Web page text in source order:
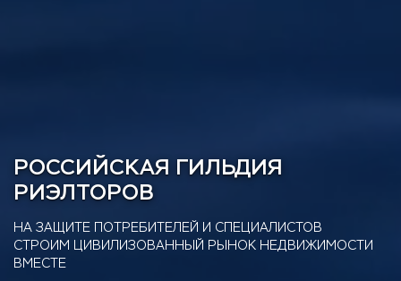
РОССИЙСКАЯ ГИЛЬДИЯ
РИЭЛТОРОВ
НА ЗАЩИТЕ ПОТРЕБИТЕЛЕЙ И СПЕЦИАЛИСТОВ
СТРОИМ ЦИВИЛИЗОВАННЫЙ РЫНОК НЕДВИЖИМОСТИ
ВМЕСТЕ